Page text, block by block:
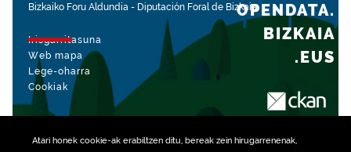
Atari honek cookie-ak erabiltzen ditu, bereak zein hirugarrenenak,
Bizkaiko Foru Aldundia - Diputación Foral de Bizkaia
Irisgarritasuna
Web mapa
Lege-oharra
Cookiak
OPENDATA.
BIZKAIA
.EUS